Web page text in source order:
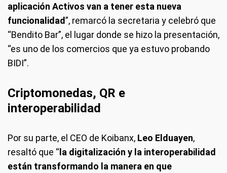
aplicación Activos van a tener esta nueva
funcionalidad”, remarcó la secretaria y celebró que
“Bendito Bar”, el lugar donde se hizo la presentación,
“es uno de los comercios que ya estuvo probando
BIDI”.
Criptomonedas, QR e
interoperabilidad
Por su parte, el CEO de Koibanx, Leo Elduayen,
resaltó que “la digitalización y la interoperabilidad
están transformando la manera en que